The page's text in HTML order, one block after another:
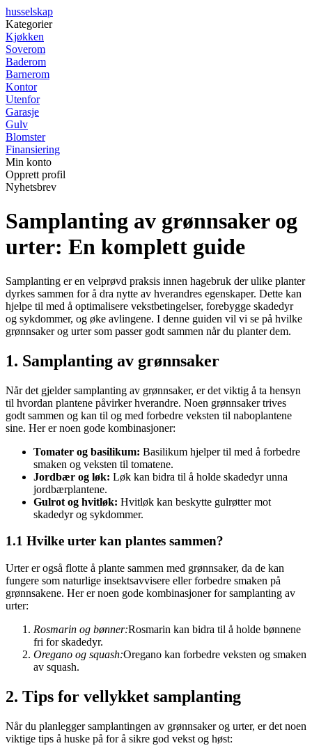
husselskap
Kategorier
Kjøkken
Soverom
Baderom
Barnerom
Kontor
Utenfor
Garasje
Gulv
Blomster
Finansiering
Min konto
Opprett profil
Nyhetsbrev
Samplanting av grønnsaker og
urter: En komplett guide
Samplanting er en velprøvd praksis innen hagebruk der ulike planter
dyrkes sammen for å dra nytte av hverandres egenskaper. Dette kan
hjelpe til med å optimalisere vekstbetingelser, forebygge skadedyr
og sykdommer, og øke avlingene. I denne guiden vil vi se på hvilke
grønnsaker og urter som passer godt sammen når du planter dem.
1. Samplanting av grønnsaker
Når det gjelder samplanting av grønnsaker, er det viktig å ta hensyn
til hvordan plantene påvirker hverandre. Noen grønnsaker trives
godt sammen og kan til og med forbedre veksten til naboplantene
sine. Her er noen gode kombinasjoner:
Tomater og basilikum: Basilikum hjelper til med å forbedre
smaken og veksten til tomatene.
Jordbær og løk: Løk kan bidra til å holde skadedyr unna
jordbærplantene.
Gulrot og hvitløk: Hvitløk kan beskytte gulrøtter mot
skadedyr og sykdommer.
1.1 Hvilke urter kan plantes sammen?
Urter er også flotte å plante sammen med grønnsaker, da de kan
fungere som naturlige insektsavvisere eller forbedre smaken på
grønnsakene. Her er noen gode kombinasjoner for samplanting av
urter:
Rosmarin og bønner:Rosmarin kan bidra til å holde bønnene
fri for skadedyr.
Oregano og squash:Oregano kan forbedre veksten og smaken
av squash.
2. Tips for vellykket samplanting
Når du planlegger samplantingen av grønnsaker og urter, er det noen
viktige tips å huske på for å sikre god vekst og høst: